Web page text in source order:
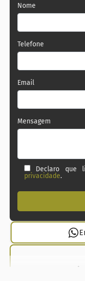
Nome
Telefone
Email
Mensagem
Declaro que
privacidade.